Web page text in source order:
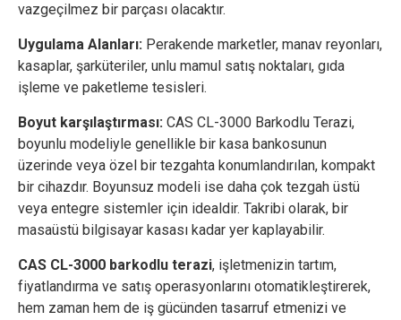
vazgeçilmez bir parçası olacaktır.
Uygulama Alanları: Perakende marketler, manav reyonları,
kasaplar, şarküteriler, unlu mamul satış noktaları, gıda
işleme ve paketleme tesisleri.
Boyut karşılaştırması: CAS CL-3000 Barkodlu Terazi,
boyunlu modeliyle genellikle bir kasa bankosunun
üzerinde veya özel bir tezgahta konumlandırılan, kompakt
bir cihazdır. Boyunsuz modeli ise daha çok tezgah üstü
veya entegre sistemler için idealdir. Takribi olarak, bir
masaüstü bilgisayar kasası kadar yer kaplayabilir.
CAS CL-3000 barkodlu terazi, işletmenizin tartım,
fiyatlandırma ve satış operasyonlarını otomatikleştirerek,
hem zaman hem de iş gücünden tasarruf etmenizi ve